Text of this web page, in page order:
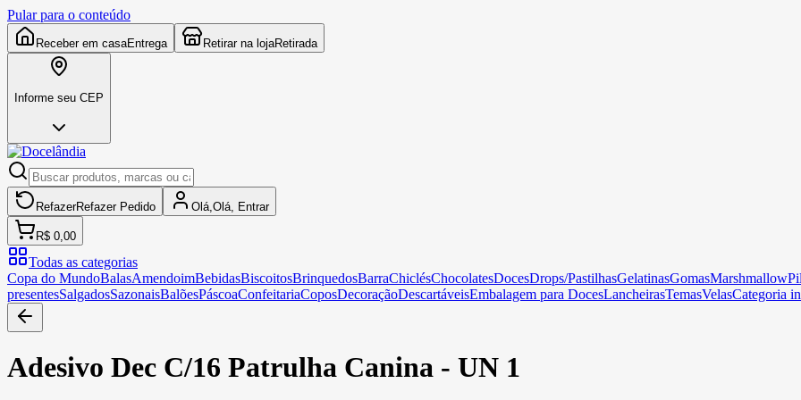
Pular para o conteúdo
Receber em casaEntrega Retirar na lojaRetirada
Informe seu CEP
RefazerRefazer Pedido Olá, Olá, Entrar
R$ 0,00
Todas as categorias
Copa do MundoBalasAmendoimBebidasBiscoitosBrinquedosBarraChiclésChocolatesDocesDrops/PastilhasGelatinasGomasMarshmallow
presentesSalgadosSazonaisBalõesPáscoaConfeitariaCoposDecoraçãoDescartáveisEmbalagem para DocesLancheirasTemasVelasCategoria
Adesivo Dec C/16 Patrulha Canina - UN 1